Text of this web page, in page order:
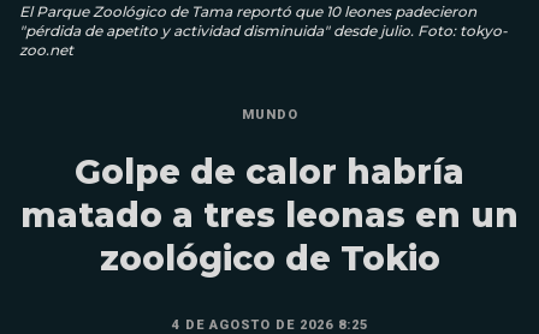
El Parque Zoológico de Tama reportó que 10 leones padecieron
"pérdida de apetito y actividad disminuida" desde julio. Foto: tokyo-
zoo.net
MUNDO
Golpe de calor habría
matado a tres leonas en un
zoológico de Tokio
4 DE AGOSTO DE 2026 8:25